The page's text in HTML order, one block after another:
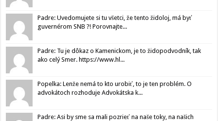
Padre: Uvedomujete si tu všetci, že tento židoloj, má byť
guvernérom SNB ?! Porovnajte...
Padre: Tu je dôkaz o Kamenickom, je to židopodvodník, tak
ako celý Smer. https://www.hl...
Popelka: Lenže nemá to kto urobiť, to je ten problém. O
advokátoch rozhoduje Advokátska k...
Padre: Asi by sme sa mali pozrieť na naše toky, na našich